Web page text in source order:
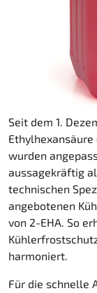
Seit dem 1.
wurden
aussagekräftig
technischen
angebotenen
von 2-EHA. So
harmoniert.
Für die schnelle